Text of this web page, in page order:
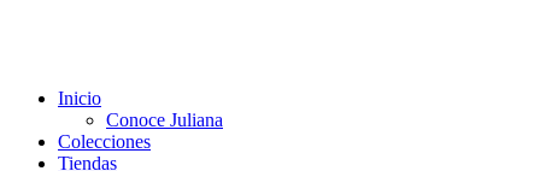
Inicio
Conoce Juliana
Colecciones
Tiendas